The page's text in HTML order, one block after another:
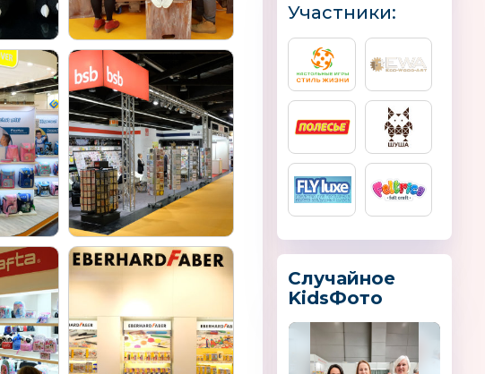
Участники:
Случайное
KidsФото